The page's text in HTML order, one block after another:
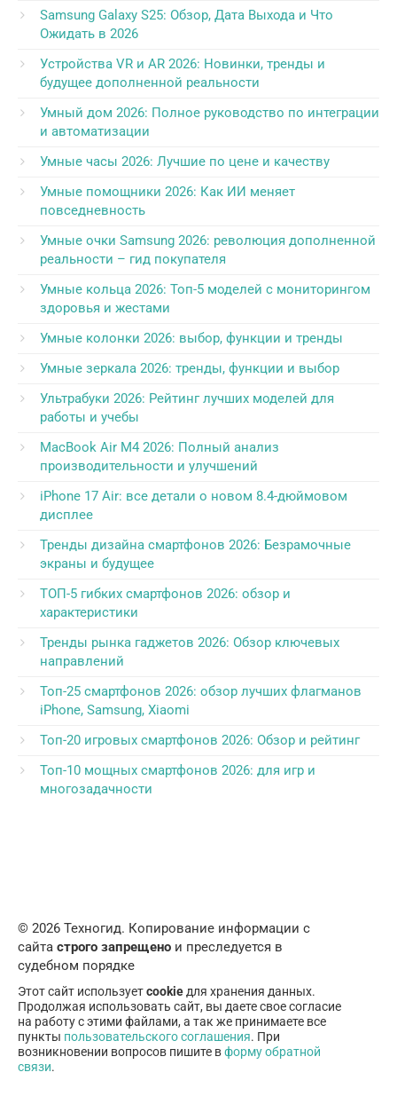
Samsung Galaxy S25: Обзор, Дата Выхода и Что
Ожидать в 2026
Устройства VR и AR 2026: Новинки, тренды и
будущее дополненной реальности
Умный дом 2026: Полное руководство по интеграции
и автоматизации
Умные часы 2026: Лучшие по цене и качеству
Умные помощники 2026: Как ИИ меняет
повседневность
Умные очки Samsung 2026: революция дополненной
реальности – гид покупателя
Умные кольца 2026: Топ-5 моделей с мониторингом
здоровья и жестами
Умные колонки 2026: выбор, функции и тренды
Умные зеркала 2026: тренды, функции и выбор
Ультрабуки 2026: Рейтинг лучших моделей для
работы и учебы
MacBook Air M4 2026: Полный анализ
производительности и улучшений
iPhone 17 Air: все детали о новом 8.4-дюймовом
дисплее
Тренды дизайна смартфонов 2026: Безрамочные
экраны и будущее
ТОП-5 гибких смартфонов 2026: обзор и
характеристики
Тренды рынка гаджетов 2026: Обзор ключевых
направлений
Топ-25 смартфонов 2026: обзор лучших флагманов
iPhone, Samsung, Xiaomi
Топ-20 игровых смартфонов 2026: Обзор и рейтинг
Топ-10 мощных смартфонов 2026: для игр и
многозадачности
© 2026 Техногид. Копирование информации с
сайта строго запрещено и преследуется в
судебном порядке
Этот сайт используетcookieдля хранения данных.
Продолжая использовать сайт, вы даете свое согласие
на работу с этими файлами, а так же принимаете все
пункты пользовательского соглашения. При
возникновении вопросов пишите вформу обратной
связи.